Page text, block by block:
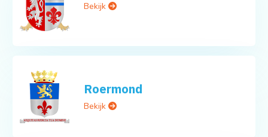
Bekijk
Roermond
Bekijk